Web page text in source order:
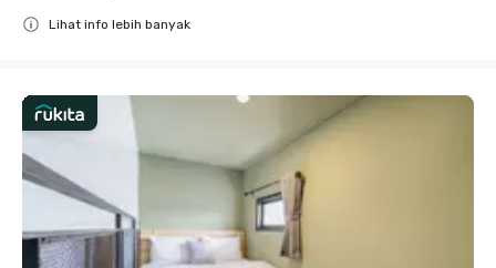
Lihat info lebih banyak